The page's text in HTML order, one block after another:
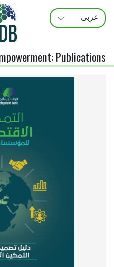
عربى
ENGLISH
FRANÇAIS
:Publications